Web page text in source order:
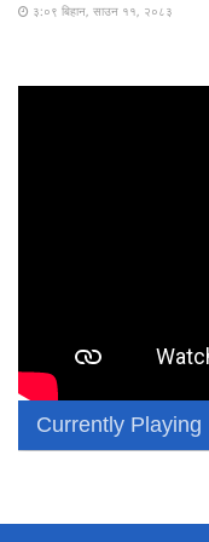
३:०९ बिहान, साउन ११, २०८३
Currently Playing